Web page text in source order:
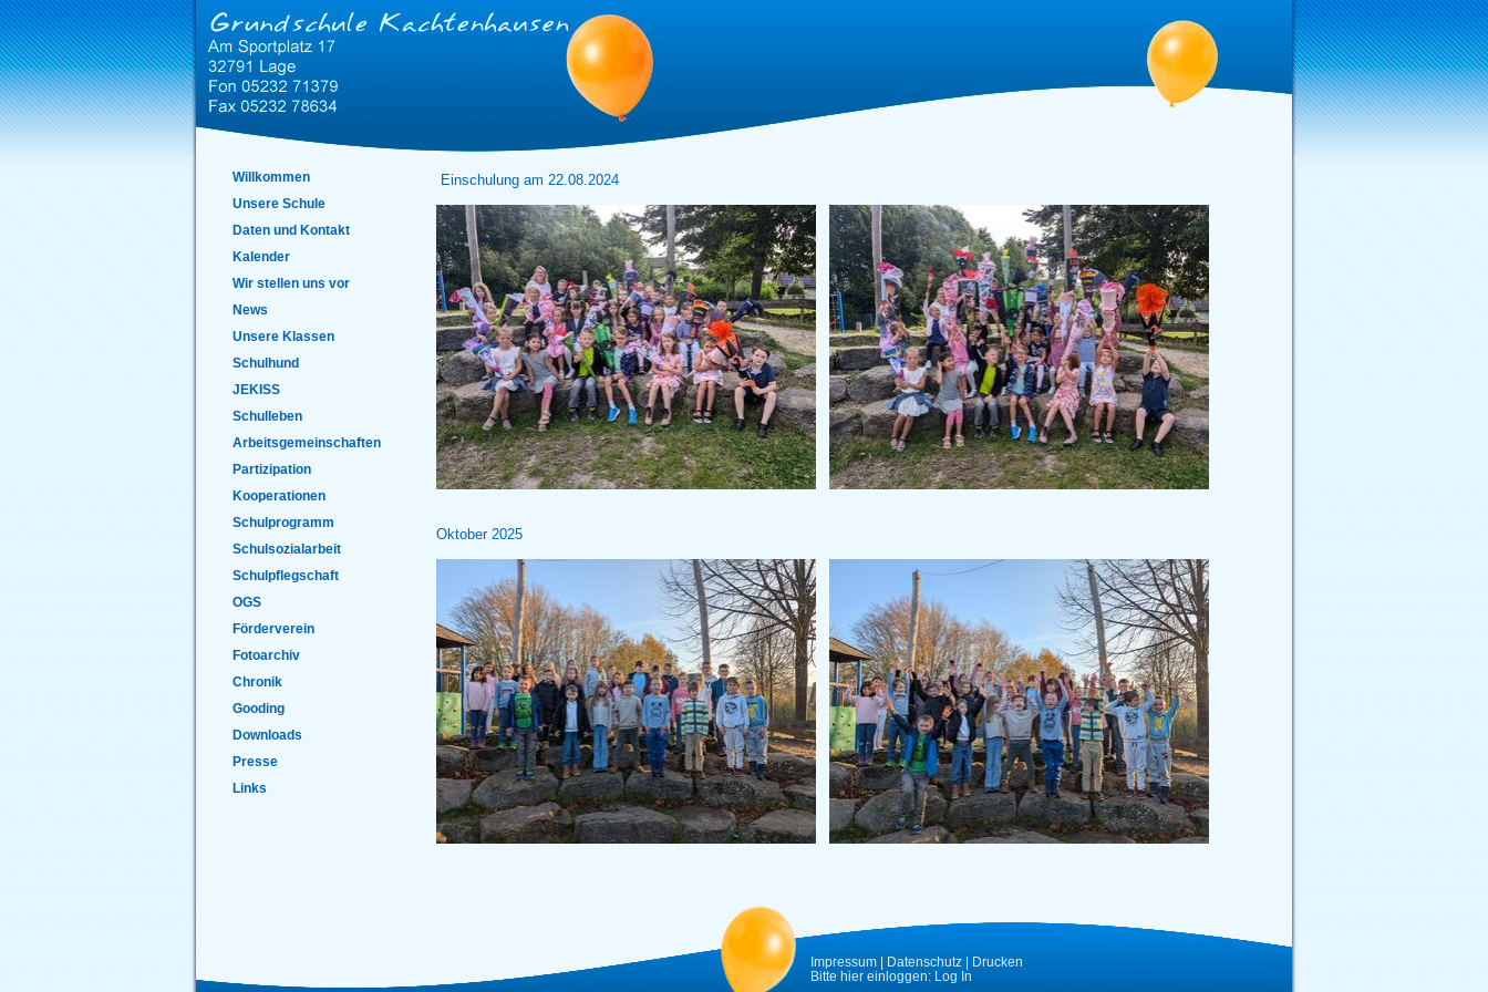
Willkommen
Unsere Schule
Daten und Kontakt
Kalender
Wir stellen uns vor
News
Unsere Klassen
Schulhund
JEKISS
Schulleben
Arbeitsgemeinschaften
Partizipation
Kooperationen
Schulprogramm
Schulsozialarbeit
Schulpflegschaft
OGS
Förderverein
Fotoarchiv
Chronik
Gooding
Downloads
Presse
Links
Einschulung am 22.08.2024
Oktober 2025
Impressum | Datenschutz | Drucken
Bitte hier einloggen: Log In